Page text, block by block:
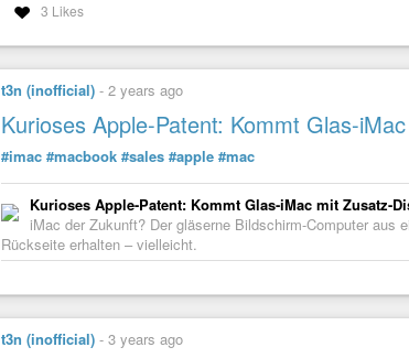
### SCREENSHOTS ###
bindsym $mod+Ctrl+Shift+4 exec grim -g "$(slurp)"
### BAR ###
bar {
  position bottom
  status_command ~/.config/sway/statusbar.sh
}
### NAVIGATION ###
bindsym $mod+Ctrl+Right workspace next
bindsym $mod+Ctrl+Left workspace prev
bindgesture swipe:left workspace prev
for_window [app_id="com.cassidyjames.butler"] sticky
3 Likes
t3n (inofficial) - 2 years ago
Kurioses Apple-Patent: Kommt Glas-
#imac #macbook #sales #apple #mac
Kurioses Apple-Patent: Kommt Glas-iMac mit Zusatz-
iMac der Zukunft? Der gläserne Bildschirm-Computer aus
Rückseite erhalten – vielleicht.
t3n (inofficial) - 3 years ago